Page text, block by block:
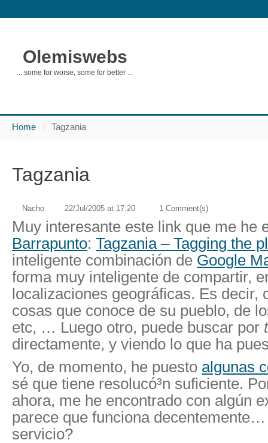
Olemiswebs
... some for worse, some for better ...
Home Tagzania
Tagzania
Nacho 22/Jul/2005 at 17:20 1 Comment(s)
Muy interesante este link que me he
Barrapunto: Tagzania – Tagging the
inteligente combinación de Google
forma muy inteligente de compartir,
localizaciones geográficas. Es decir,
cosas que conoce de su pueblo, de
etc, … Luego otro, puede buscar por
directamente, y viendo lo que ha
Yo, de momento, he puesto algunas
sé­ que tiene resolucó³n suficiente.
ahora, me he encontrado con algún
parece que funciona
servicio?